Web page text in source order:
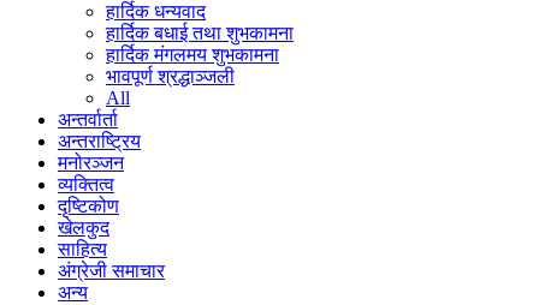
हार्दिक धन्यवाद
हार्दिक बधाई तथा शुभकामना
हार्दिक मंगलमय शुभकामना
भावपूर्ण श्रद्धाञ्जली
All
अन्तर्वार्ता
अन्तराष्ट्रिय
मनोरञ्जन
व्यक्तित्व
दृष्टिकोण
खेलकुद
साहित्य
अंग्रेजी समाचार
अन्य